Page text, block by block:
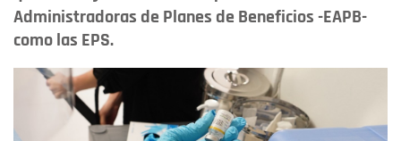
Administradoras de Planes de Beneficios -EAPB-
como las EPS.